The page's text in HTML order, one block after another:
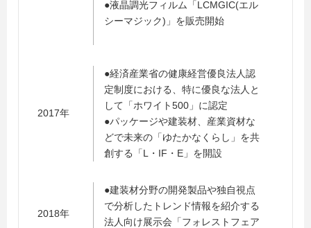
●液晶調光フィルム「LCMGIC(エル
シーマジック)」を販売開始
2017年
●経済産業省の健康経営優良法人認
定制度における、特に優良な法人と
して「ホワイト500」に認定
●パッケージや建装材、産業資材な
どで未来の「ゆたかなくらし」を共
創する「L・IF・E」を開設
2018年
●建装材分野の開発製品や独自視点
で分析したトレンド情報を紹介する
法人向け展示会「フォレストフェア